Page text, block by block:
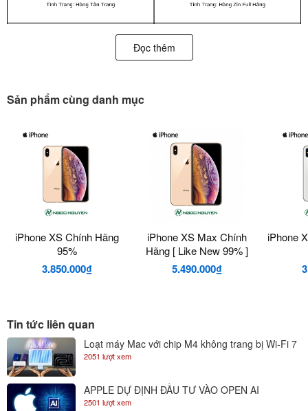
màn hình LCD tiên tiến nhất đi cùng Face ID nhanh hơn, con chip
iPhone XR với nhiều màu sắc tuyệt vời đang chờ đón bạn.
Màn hình Liquid Retina cực lớn
Đọc thêm
Sản phẩm cùng danh mục
iPhone XS Chính Hãng
95%
3.850.000₫
iPhone XS Max Chính
Hãng [ Like New 99% ]
5.490.000₫
iPhone
Tin tức liên quan
Loạt máy Mac với chip M4 không trang bị Wi-Fi 7
2051 lượt xem
APPLE DỰ ĐỊNH ĐẦU TƯ VÀO OPEN AI
2501 lượt xem